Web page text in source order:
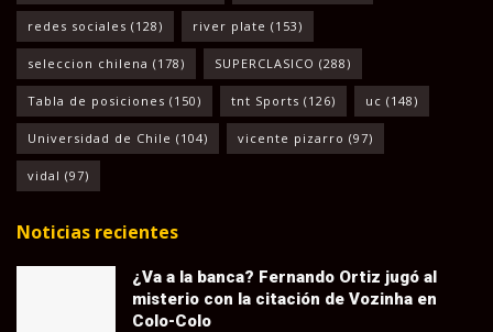
redes sociales (128) river plate (153)
seleccion chilena (178) SUPERCLASICO (288)
Tabla de posiciones (150) tnt Sports (126) uc (148)
Universidad de Chile (104) vicente pizarro (97)
vidal (97)
Noticias recientes
¿Va a la banca? Fernando Ortiz jugó al
misterio con la citación de Vozinha en
Colo-Colo